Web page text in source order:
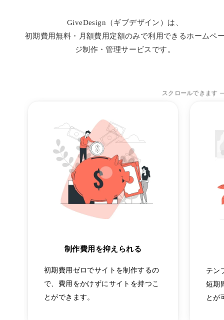
GiveDesign（ギブデザイン）は、
初期費用無料・月額費用定額のみで利用できるホームペ
ジ制作・管理サービスです。
スクロールできます
制作費用を抑えられる
初期費用ゼロでサイトを制作するの
で、費用をかけずにサイトを持つこ
とができます。
テン
短期
とが